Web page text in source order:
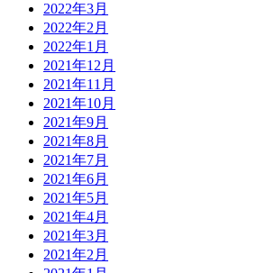
2022年3月
2022年2月
2022年1月
2021年12月
2021年11月
2021年10月
2021年9月
2021年8月
2021年7月
2021年6月
2021年5月
2021年4月
2021年3月
2021年2月